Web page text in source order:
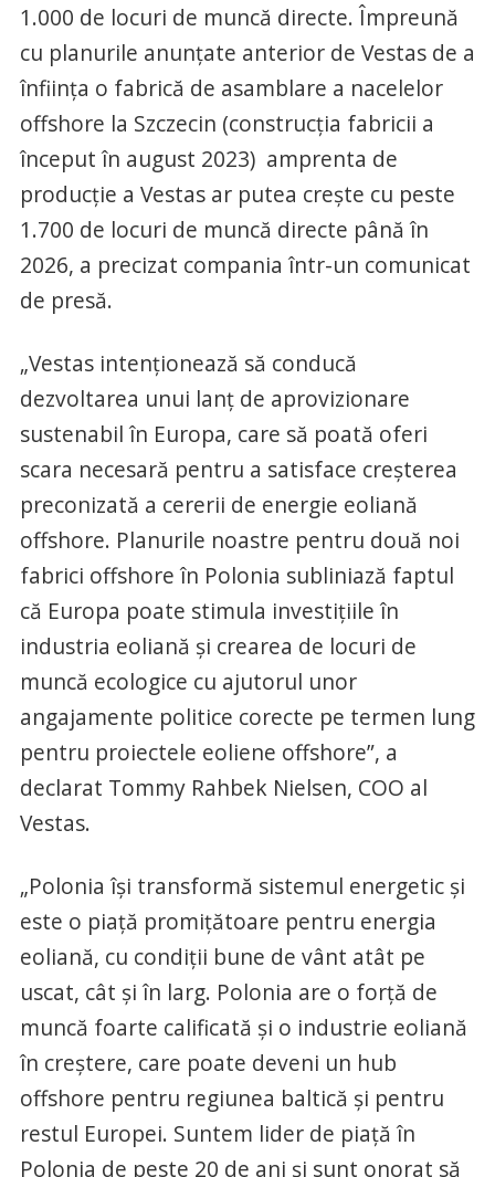
1.000 de locuri de muncă directe. Împreună
cu planurile anunțate anterior de Vestas de a
înființa o fabrică de asamblare a nacelelor
offshore la Szczecin (construcția fabricii a
început în august 2023) amprenta de
producție a Vestas ar putea crește cu peste
1.700 de locuri de muncă directe până în
2026, a precizat compania într-un comunicat
de presă.
„Vestas intenționează să conducă
dezvoltarea unui lanț de aprovizionare
sustenabil în Europa, care să poată oferi
scara necesară pentru a satisface creșterea
preconizată a cererii de energie eoliană
offshore. Planurile noastre pentru două noi
fabrici offshore în Polonia subliniază faptul
că Europa poate stimula investițiile în
industria eoliană și crearea de locuri de
muncă ecologice cu ajutorul unor
angajamente politice corecte pe termen lung
pentru proiectele eoliene offshore”, a
declarat Tommy Rahbek Nielsen, COO al
Vestas.
„Polonia își transformă sistemul energetic și
este o piață promițătoare pentru energia
eoliană, cu condiții bune de vânt atât pe
uscat, cât și în larg. Polonia are o forță de
muncă foarte calificată și o industrie eoliană
în creștere, care poate deveni un hub
offshore pentru regiunea baltică și pentru
restul Europei. Suntem lider de piață în
Polonia de peste 20 de ani și sunt onorat să